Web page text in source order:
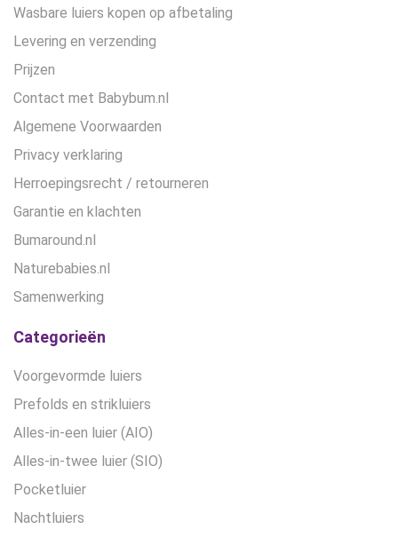
Wasbare luiers kopen op afbetaling
Levering en verzending
Prijzen
Contact met Babybum.nl
Algemene Voorwaarden
Privacy verklaring
Herroepingsrecht / retourneren
Garantie en klachten
Bumaround.nl
Naturebabies.nl
Samenwerking
Categorieën
Voorgevormde luiers
Prefolds en strikluiers
Alles-in-een luier (AIO)
Alles-in-twee luier (SIO)
Pocketluier
Nachtluiers